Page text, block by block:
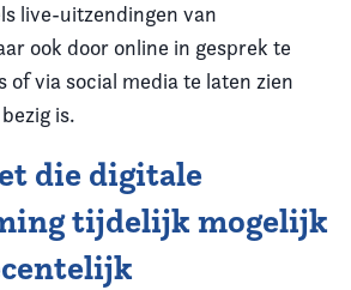
live-uitzendingen van
ook door online in gesprek te
of via social media te laten zien
is.
die digitale
tijdelijk mogelijk